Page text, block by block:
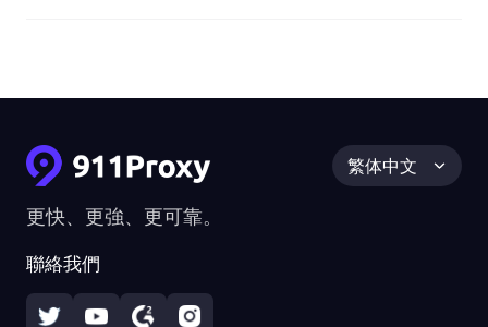
更快、更強、更可靠。
聯絡我們
繁体中文